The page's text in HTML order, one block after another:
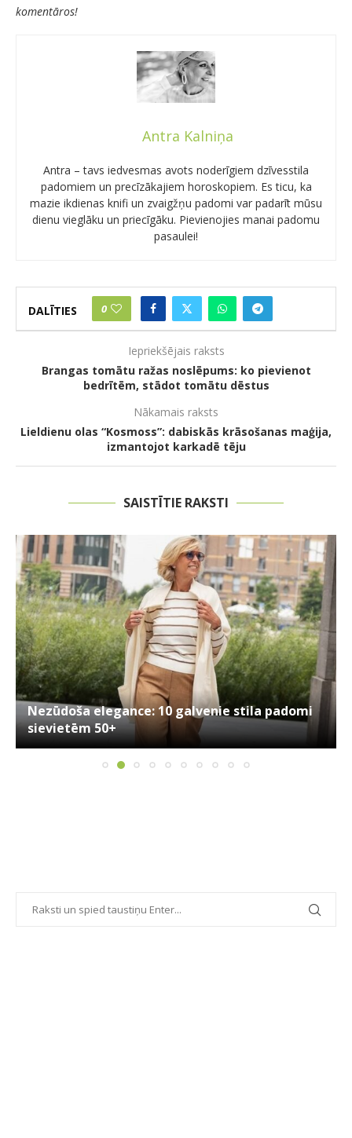
komentāros!
Antra Kalniņa
Antra – tavs iedvesmas avots noderīgiem dzīvesstila
padomiem un precīzākajiem horoskopiem. Es ticu, ka
mazie ikdienas knifi un zvaigžņu padomi var padarīt mūsu
dienu vieglāku un priecīgāku. Pievienojies manai padomu
pasaulei!
DALĪTIES 0
Iepriekšējais raksts
Brangas tomātu ražas noslēpums: ko pievienot
bedrītēm, stādot tomātu dēstus
Nākamais raksts
Lieldienu olas “Kosmoss”: dabiskās krāsošanas maģija,
izmantojot karkadē tēju
SAISTĪTIE RAKSTI
Nezūdoša elegance: 10 galvenie stila padomi
sievietēm 50+